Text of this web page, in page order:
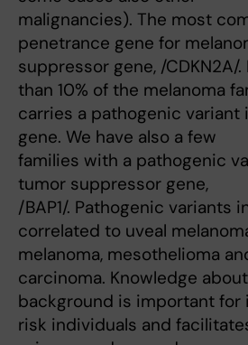
malignancies). The most
penetrance gene for
suppressor gene, /CDKN2A/.
than 10% of the melanoma
carries a pathogenic variant
gene. We have also a few
families with a pathogenic
tumor suppressor gene,
/BAP1/. Pathogenic variants
correlated to uveal
melanoma, mesothelioma
carcinoma. Knowledge
background is important
risk individuals and